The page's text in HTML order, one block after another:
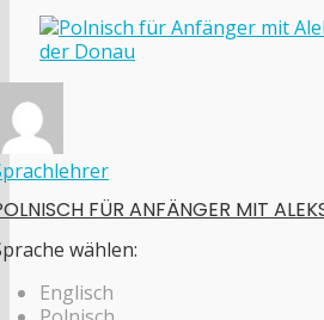
FÜR ANFÄNGER MIT
wählen:
Englisch